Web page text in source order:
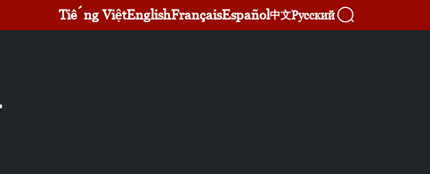
Tiếng ViệtEnglishFrançaisEspañol中文Русский